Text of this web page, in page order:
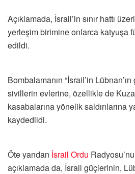
Açıklamada, İsrail’in sınır hattı
yerleşim birimine onlarca katyuşa
edildi.
Bombalamanın “İsrail’in
sivillerin evlerine, özellikle de
kasabalarına yönelik saldırılarına
kaydedildi.
Öte yandan İsrail Ordu
açıklamada da, İsrail güçlerinin,